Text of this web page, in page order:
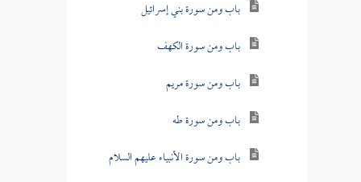
باب ومن سورة بني إسرائيل
باب ومن سورة الكهف
باب ومن سورة مريم
باب ومن سورة طه
باب ومن سورة الأنبياء عليهم السلام